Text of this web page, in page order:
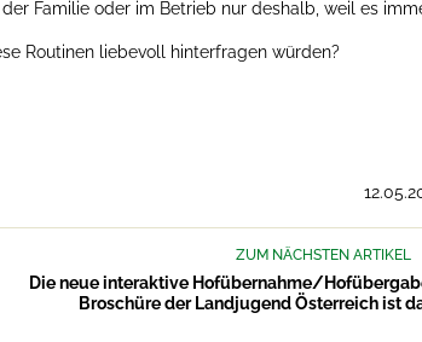
Familie oder im Betrieb nur deshalb, weil es
Routinen liebevoll hinterfragen würden?
ZUM NÄCHSTEN ARTIKEL
Die neue interaktive Hofübernahme/
Broschüre der Landjugend Österreich ist